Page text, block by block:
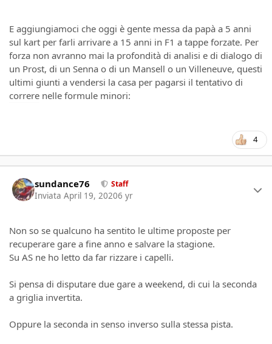
E aggiungiamoci che oggi è gente messa da papà a 5 anni
sul kart per farli arrivare a 15 anni in F1 a tappe forzate. Per
forza non avranno mai la profondità di analisi e di dialogo di
un Prost, di un Senna o di un Mansell o un Villeneuve, questi
ultimi giunti a vendersi la casa per pagarsi il tentativo di
correre nelle formule minori:
4
sundance76 Staff
Inviata April 19, 20206 yr
Non so se qualcuno ha sentito le ultime proposte per
recuperare gare a fine anno e salvare la stagione.
Su AS ne ho letto da far rizzare i capelli.
Si pensa di disputare due gare a weekend, di cui la seconda
a griglia invertita.
Oppure la seconda in senso inverso sulla stessa pista.